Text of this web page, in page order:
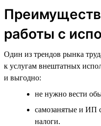
работы с
Один из трендов рынка
к услугам внештатных
и выгодно:
не нужно вести
самозанятые и ИП
налоги.